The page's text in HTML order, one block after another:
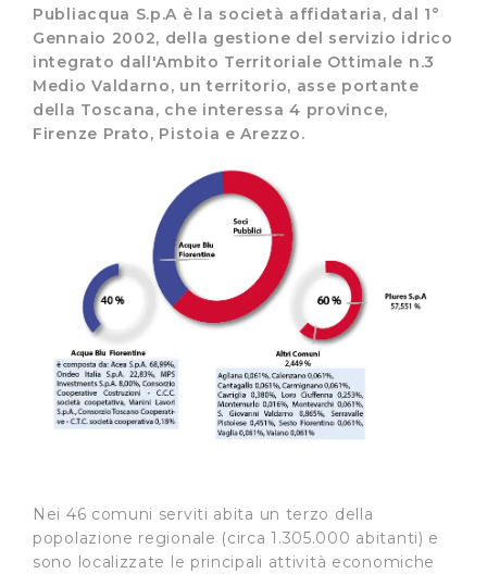
Publiacqua S.p.A è la società affidataria, dal 1°
Gennaio 2002, della gestione del servizio idrico
integrato dall'Ambito Territoriale Ottimale n.3
Medio Valdarno, un territorio, asse portante
della Toscana, che interessa 4 province,
Firenze Prato, Pistoia e Arezzo.
Nei 46 comuni serviti abita un terzo della
popolazione regionale (circa 1.305.000 abitanti) e
sono localizzate le principali attività economiche